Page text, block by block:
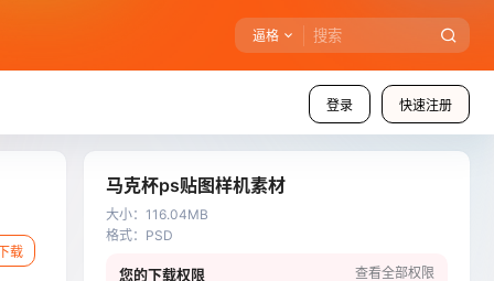
逼格
登录 快速注册
载
马克杯ps贴图样机素材
大小： 116.04MB
格式： PSD
您的下载权限 查看全部权限